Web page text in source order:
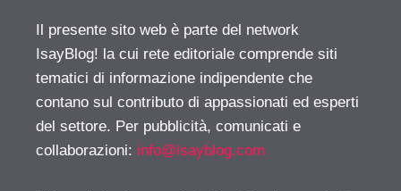
Il presente sito web è parte del network
IsayBlog! la cui rete editoriale comprende siti
tematici di informazione indipendente che
contano sul contributo di appassionati ed esperti
del settore. Per pubblicità, comunicati e
collaborazioni: info@isayblog.com